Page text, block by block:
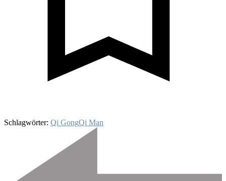
Schlagwörter: Qi GongQi Man
Beitragsnavigation